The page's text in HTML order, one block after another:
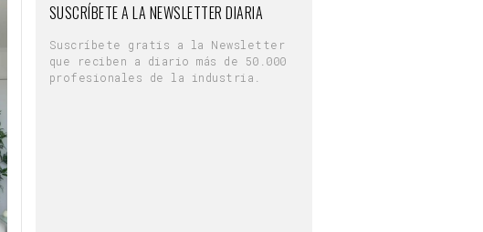
SUSCRÍBETE A LA NEWSLETTER DIARIA
Suscríbete gratis a la Newsletter
que reciben a diario más de 50.000
profesionales de la industria.